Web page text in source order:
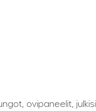
ovipaneelit,